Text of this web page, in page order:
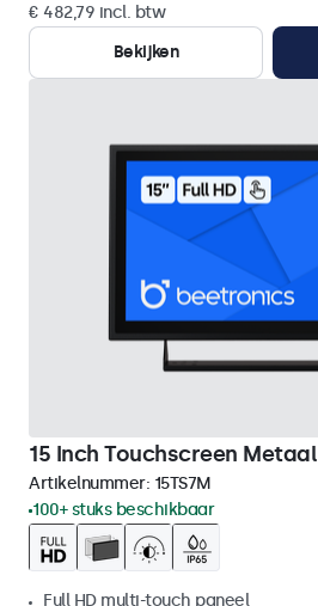
€ 482,79 incl. btw
Bekijken
15 Inch Touchscreen Metaal
Artikelnummer: 15TS7M
100+ stuks beschikbaar
Full HD multi-touch paneel